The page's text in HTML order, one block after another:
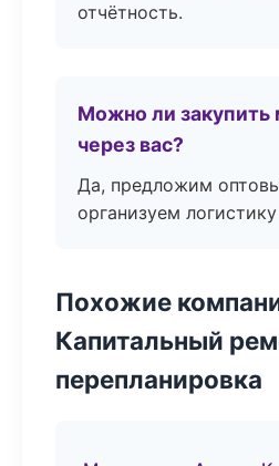
отчётность.
Можно ли закупить
через вас?
Да, предложим
организуем
Похожие
Капитальный
перепланировка